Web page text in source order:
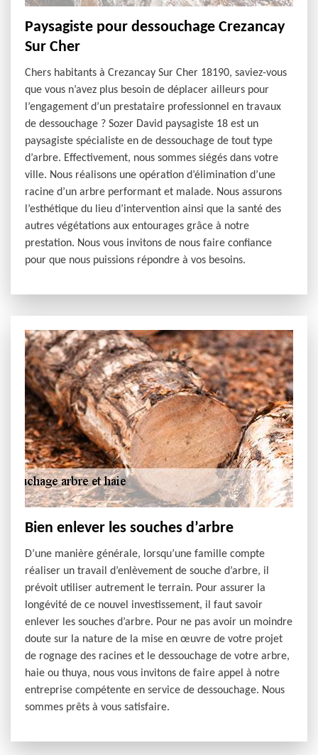
Paysagiste pour dessouchage Crezancay
Sur Cher
Chers habitants à Crezancay Sur Cher 18190, saviez-vous
que vous n’avez plus besoin de déplacer ailleurs pour
l’engagement d’un prestataire professionnel en travaux
de dessouchage ? Sozer David paysagiste 18 est un
paysagiste spécialiste en de dessouchage de tout type
d’arbre. Effectivement, nous sommes siégés dans votre
ville. Nous réalisons une opération d’élimination d’une
racine d’un arbre performant et malade. Nous assurons
l’esthétique du lieu d’intervention ainsi que la santé des
autres végétations aux entourages grâce à notre
prestation. Nous vous invitons de nous faire confiance
pour que nous puissions répondre à vos besoins.
Bien enlever les souches d’arbre
D’une manière générale, lorsqu’une famille compte
réaliser un travail d’enlèvement de souche d’arbre, il
prévoit utiliser autrement le terrain. Pour assurer la
longévité de ce nouvel investissement, il faut savoir
enlever les souches d’arbre. Pour ne pas avoir un moindre
doute sur la nature de la mise en œuvre de votre projet
de rognage des racines et le dessouchage de votre arbre,
haie ou thuya, nous vous invitons de faire appel à notre
entreprise compétente en service de dessouchage. Nous
sommes prêts à vous satisfaire.